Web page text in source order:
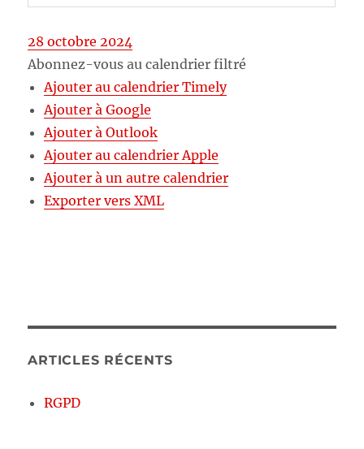
28 octobre 2024
Abonnez-vous au calendrier filtré
Ajouter au calendrier Timely
Ajouter à Google
Ajouter à Outlook
Ajouter au calendrier Apple
Ajouter à un autre calendrier
Exporter vers XML
ARTICLES RÉCENTS
RGPD